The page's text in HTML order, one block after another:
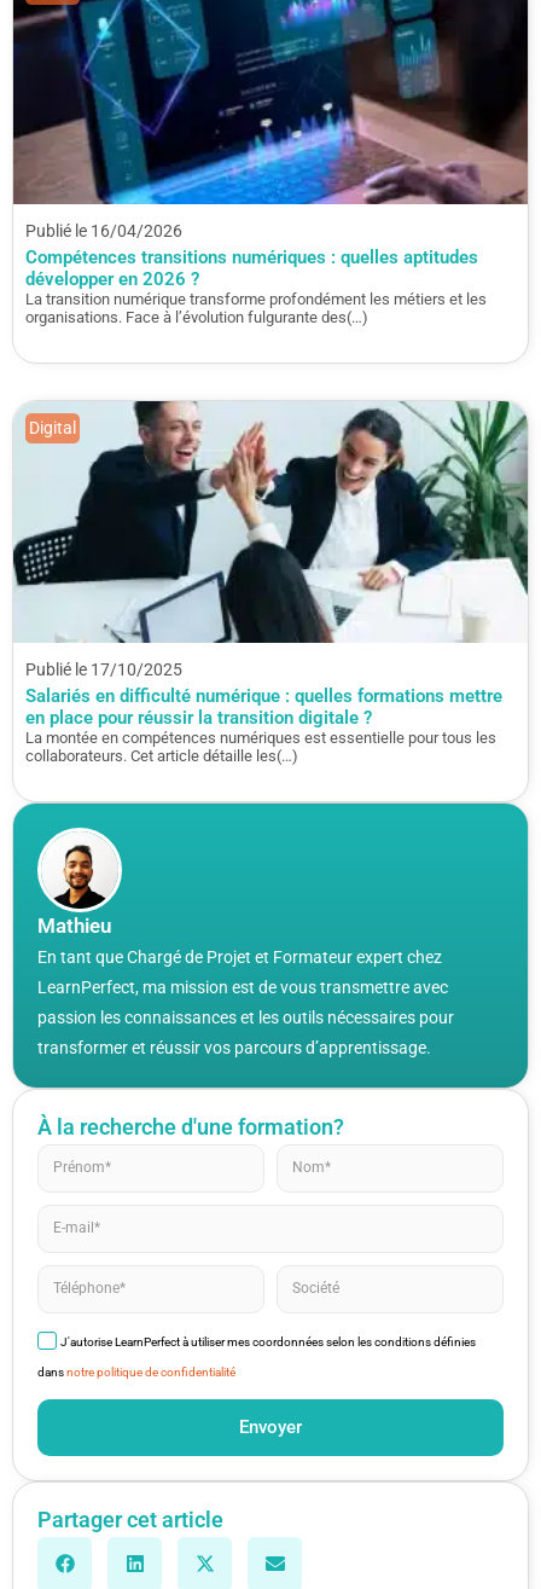
Mathieu
En tant que Chargé de Projet et Formateur expert chez
LearnPerfect, ma mission est de vous transmettre avec
passion les connaissances et les outils nécessaires pour
transformer et réussir vos parcours d’apprentissage.
À la recherche d'une formation?
J'autorise LearnPerfect à utiliser mes coordonnées selon les conditions définies
dansnotre politique de confidentialité
Envoyer
Partager cet article
Publié le 16/04/2026
Compétences transitions numériques : quelles aptitudes
développer en 2026 ?
La transition numérique transforme profondément les métiers et les
organisations. Face à l’évolution fulgurante des(…)
Publié le 17/10/2025
Salariés en difficulté numérique : quelles formations mettre
en place pour réussir la transition digitale ?
La montée en compétences numériques est essentielle pour tous les
collaborateurs. Cet article détaille les(…)
Digital